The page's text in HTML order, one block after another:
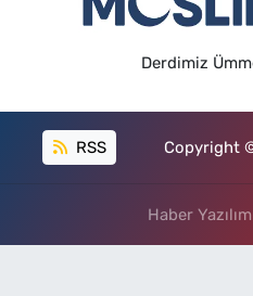
Derdimiz
RSS Copyright
Haber